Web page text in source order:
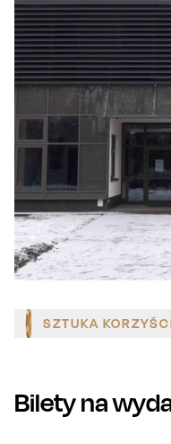
SZTUKA
Bilety na